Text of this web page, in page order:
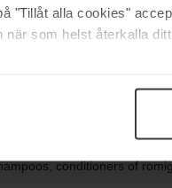
"Tillåt alla cookies"
när som helst återkalla
de kans krijgen om in
en styling in de
te zijn! Over Bumble
zult vergeten.
ieder kapsel verblijden,
kappers in salons.
conditioners of